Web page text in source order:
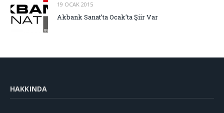
19 OCAK 2015
Akbank Sanat’ta Ocak’ta Şiir Var
HAKKINDA